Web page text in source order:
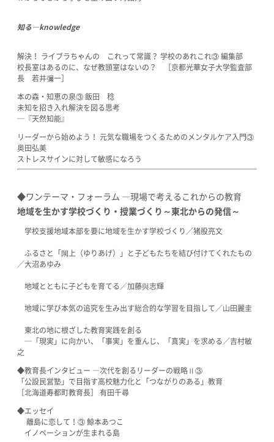
知る―knowledge
解決！ ライブラちゃんの これって常識？ 学校のあれこれ③ 編集部
校長室はあるのに、なぜ教頭室はないの？ ［京都光華女子大学監査部
長 若井彌一］
本の森・知恵の泉③ 飯田 稔
未知を招き入れ解決を図る思考
─『天然知能』
リーダーから始めよう！ 元気な職場をつくるためのメンタルケア入門③
奥田弘美
ストレスサインに対して敏感になろう
◆ワンテーマ・フォーラム ―現場で考えるこれからの教育
地域を生かす学校づくり・授業づくり～東北からの発信～
学校支援地域本部を要に地域を生かす学校づくり／猪股亮文
ふるさと「閖上（ゆりあげ）」と子どもたちを結び付けてくれたもの
／大沼あゆみ
地域とともに子どもを育てる／加藤與志輝
地域に学び本気の追究を生み出す総合的な学習を目指して／山田麗圭
東北の地に根ざした教育実践を創る
─「現実」に向かい、「事実」を重んじ、「真実」を求める／吉村敏
之
◆教育長インタビュー ―次代を創るリーダーの戦略Ⅱ③
「公設民営塾」で目指す高校魅力化と「つながりのある」教育
［北海道寿都町教育長］ 有田千尋
◆エッセイ
離島に恋して！③ 鯨本あつこ
イノベーションが生まれる島